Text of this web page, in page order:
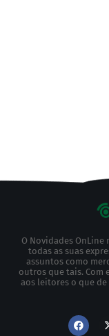
O Novidades OnLine
todas as suas
assuntos como
outros que tais. Com
aos leitores o que